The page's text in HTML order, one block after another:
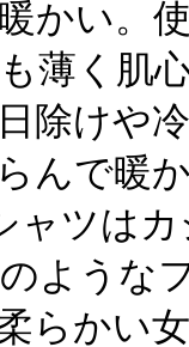
かい。
薄く肌
除けや
んで暖
ツは
ような
らかい